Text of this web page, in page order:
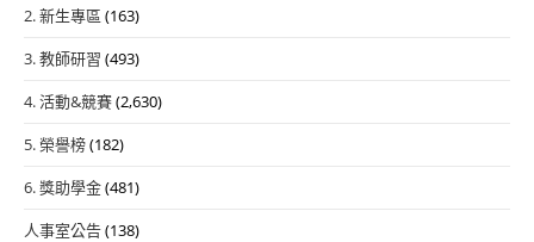
2. 新生專區 (163)
3. 教師研習 (493)
4. 活動&競賽(2,630)
5. 榮譽榜(182)
6. 獎助學金(481)
人事室公告(138)